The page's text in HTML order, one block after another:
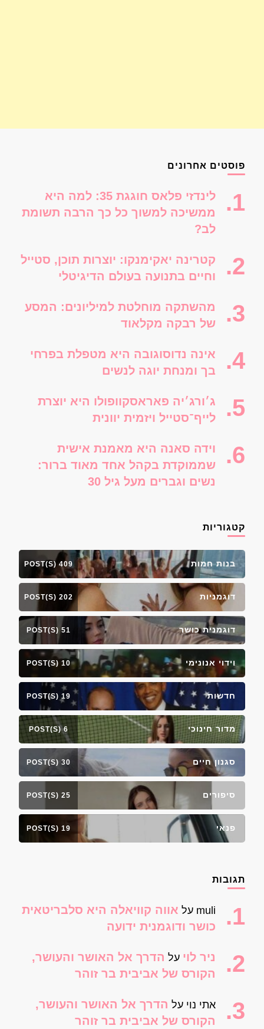
פוסטים אחרונים
לינדזי פלאס חוגגת 35: למה היא
ממשיכה למשוך כל כך הרבה תשומת
לב?
קטרינה יאקימנקו: יוצרות תוכן, סטייל
וחיים בתנועה בעולם הדיגיטלי
מהשתקה מוחלטת למיליונים: המסע
של רבקה מקלאוד
אינה נדוסוגובה היא מטפלת בפרחי
בך ומנחת יוגה לנשים
ג׳ורג׳יה פאראסקוופולו היא יוצרת
לייף־סטייל ויזמית יוונית
וידה סאנה היא מאמנת אישית
שממוקדת בקהל אחד מאוד ברור:
נשים וגברים מעל גיל 30
קטגוריות
בנות חמות 409 POST(S)
דוגמניות 202 POST(S)
דוגמנית כושר 51 POST(S)
וידוי אנונימי 10 POST(S)
חדשות 19 POST(S)
מדור חינוכי 6 POST(S)
סגנון חיים 30 POST(S)
סיפורים 25 POST(S)
פנאי 19 POST(S)
תגובות
muli על אווה קוויאלה היא סלבריטאית
כושר ודוגמנית ידועה
ניר לוי על הדרך אל האושר והעושר,
הקורס של אביבית בר זוהר
אתי נוי על הדרך אל האושר והעושר,
הקורס של אביבית בר זוהר